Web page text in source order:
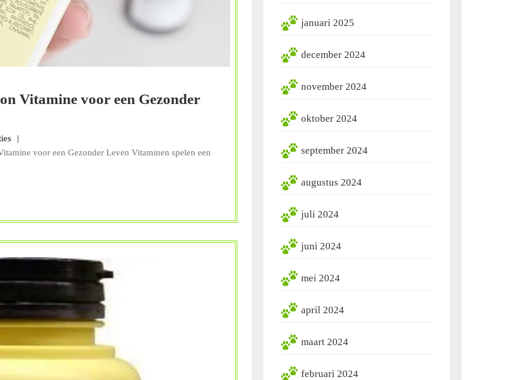
Vitamine voor een Gezonder
voor een Gezonder Leven Vitaminen spelen een
januari 2025
december 2024
november 2024
oktober 2024
september 2024
augustus 2024
juli 2024
juni 2024
mei 2024
april 2024
maart 2024
februari 2024